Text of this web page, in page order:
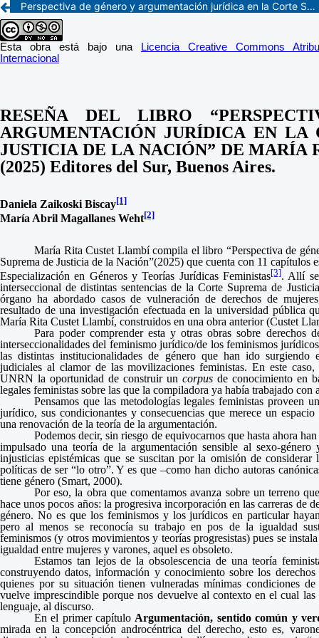
Perspectiva de género y argumentación jurídica en la Corte Suprema de Justicia de la Nación de María Rita Custet Llambí (2025) Editores del Sur, Buenos Aires